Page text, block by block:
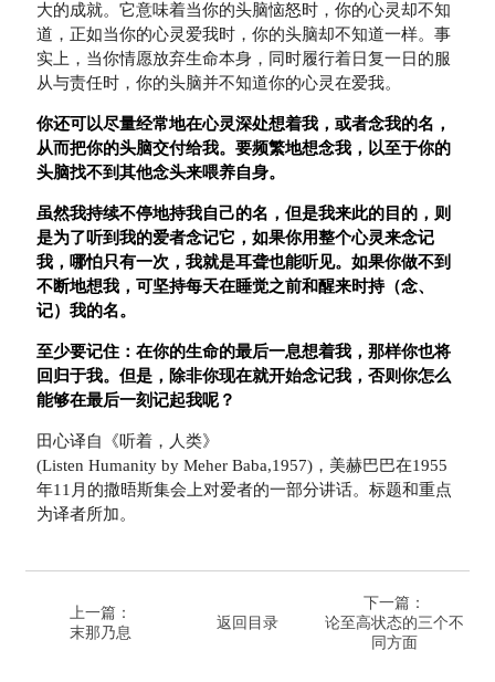
大的成就。它意味着当你的头脑恼怒时，你的心灵却不知
道，正如当你的心灵爱我时，你的头脑却不知道一样。事
实上，当你情愿放弃生命本身，同时履行着日复一日的服
从与责任时，你的头脑并不知道你的心灵在爱我。
你还可以尽量经常地在心灵深处想着我，或者念我的名，
从而把你的头脑交付给我。要频繁地想念我，以至于你的
头脑找不到其他念头来喂养自身。
虽然我持续不停地持我自己的名，但是我来此的目的，则
是为了听到我的爱者念记它，如果你用整个心灵来念记
我，哪怕只有一次，我就是耳聋也能听见。如果你做不到
不断地想我，可坚持每天在睡觉之前和醒来时持（念、
记）我的名。
至少要记住：在你的生命的最后一息想着我，那样你也将
回归于我。但是，除非你现在就开始念记我，否则你怎么
能够在最后一刻记起我呢？
田心译自《听着，人类》
(Listen Humanity by Meher Baba,1957)，美赫巴巴在1955
年11月的撒晤斯集会上对爱者的一部分讲话。标题和重点
为译者所加。
上一篇：
末那乃息
返回目录
下一篇：
论至高状态的三个不
同方面